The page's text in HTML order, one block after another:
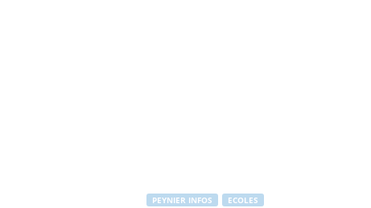
PEYNIER INFOS ECOLES